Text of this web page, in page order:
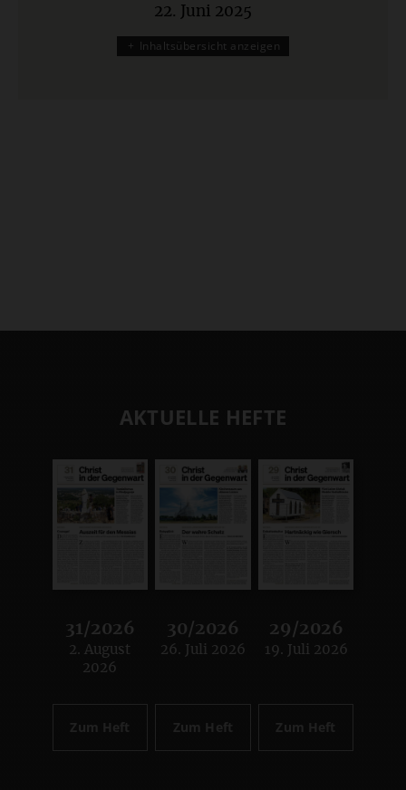
:
22. Juni 2025
Inhaltsübersicht anzeigen
AKTUELLE HEFTE
31/2026
:
2. August
2026
Zum Heft
30/2026
:
26. Juli 2026
Zum Heft
29/2026
:
19. Juli 2026
Zum Heft